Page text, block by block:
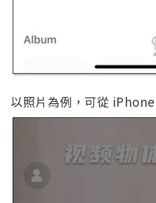
以照片為例，可從